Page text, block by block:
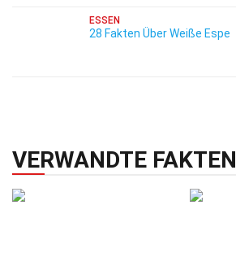
ESSEN
28 Fakten Über Weiße Espe
VERWANDTE FAKTEN